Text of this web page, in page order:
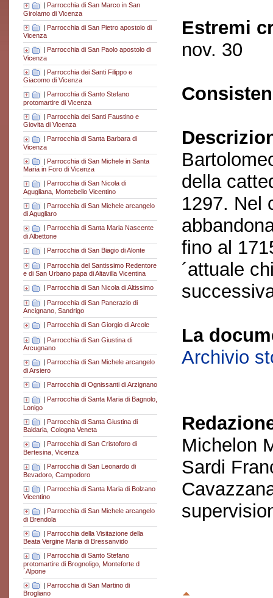
| Parrocchia di San Marco in San
Girolamo di Vicenza
| Parrocchia di San Pietro apostolo di
Vicenza
| Parrocchia di San Paolo apostolo di
Vicenza
| Parrocchia dei Santi Filippo e
Giacomo di Vicenza
| Parrocchia di Santo Stefano
protomartire di Vicenza
| Parrocchia dei Santi Faustino e
Giovita di Vicenza
Parrocchia di Santa Barbara di
Vicenza
| Parrocchia di San Michele in Santa
Maria in Foro di Vicenza
Parrocchia di San Nicola di
Agugliana, Montebello Vicentino
| Parrocchia di San Michele arcangelo
di Agugliaro
Parrocchia di Santa Maria Nascente
di Albettone
| Parrocchia di San Biagio di Alonte
| Parrocchia del Santissimo Redentore
e di San Urbano papa di Altavilla Vicentina
| Parrocchia di San Nicola di Altissimo
| Parrocchia di San Pancrazio di
Ancignano, Sandrigo
| Parrocchia di San Giorgio di Arcole
| Parrocchia di San Giustina di
Arcugnano
Parrocchia di San Michele arcangelo
di Arsiero
| Parrocchia di Ognissanti di Arzignano
Parrocchia di Santa Maria di Bagnolo,
Lonigo
| Parrocchia di Santa Giustina di
Baldaria, Cologna Veneta
Parrocchia di San Cristoforo di
Bertesina, Vicenza
| Parrocchia di San Leonardo di
Bevadoro, Campodoro
| Parrocchia di Santa Maria di Bolzano
Vicentino
| Parrocchia di San Michele arcangelo
di Brendola
| Parrocchia della Visitazione della
Beata Vergine Maria di Bressanvido
| Parrocchia di Santo Stefano
protomartire di Brognoligo, Monteforte d
´Alpone
| Parrocchia di San Martino di
Brogliano
Estremi
nov. 30
della
1297. Nel
fino al
´attuale
La
Archivio
Michelon
Sardi